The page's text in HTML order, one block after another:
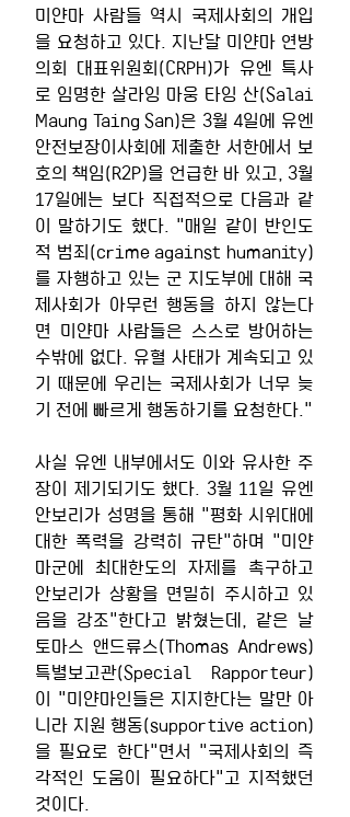
미얀마 사람들 역시 국제사회의 개입
을 요청하고 있다. 지난달 미얀마 연방
의회 대표위원회(CRPH)가 유엔 특사
로 임명한 살라잉 마웅 타잉 산(Salai
Maung Taing San)은 3월 4일에 유엔
안전보장이사회에 제출한 서한에서 보
호의 책임(R2P)을 언급한 바 있고, 3월
17일에는 보다 직접적으로 다음과 같
이 말하기도 했다. "매일 같이 반인도
적 범죄(crime against humanity)
를 자행하고 있는 군 지도부에 대해 국
제사회가 아무런 행동을 하지 않는다
면 미얀마 사람들은 스스로 방어하는
수밖에 없다. 유혈 사태가 계속되고 있
기 때문에 우리는 국제사회가 너무 늦
기 전에 빠르게 행동하기를 요청한다."
사실 유엔 내부에서도 이와 유사한 주
장이 제기되기도 했다. 3월 11일 유엔
안보리가 성명을 통해 "평화 시위대에
대한 폭력을 강력히 규탄"하며 "미얀
마군에 최대한도의 자제를 촉구하고
안보리가 상황을 면밀히 주시하고 있
음을 강조"한다고 밝혔는데, 같은 날
토마스 앤드류스(Thomas Andrews)
특별보고관(Special Rapporteur)
이 "미얀마인들은 지지한다는 말만 아
니라 지원 행동(supportive action)
을 필요로 한다"면서 "국제사회의 즉
각적인 도움이 필요하다"고 지적했던
것이다.